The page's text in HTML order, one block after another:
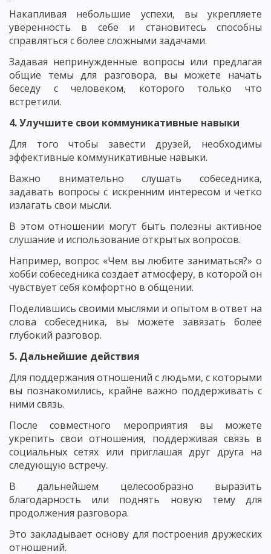
Накапливая небольшие успехи, вы укрепляете
уверенность в себе и становитесь способны
справляться с более сложными задачами.
Задавая непринужденные вопросы или предлагая
общие темы для разговора, вы можете начать
беседу с человеком, которого только что
встретили.
4. Улучшите свои коммуникативные навыки
Для того чтобы завести друзей, необходимы
эффективные коммуникативные навыки.
Важно внимательно слушать собеседника,
задавать вопросы с искренним интересом и четко
излагать свои мысли.
В этом отношении могут быть полезны активное
слушание и использование открытых вопросов.
Например, вопрос «Чем вы любите заниматься?» о
хобби собеседника создает атмосферу, в которой он
чувствует себя комфортно в общении.
Поделившись своими мыслями и опытом в ответ на
слова собеседника, вы можете завязать более
глубокий разговор.
5. Дальнейшие действия
Для поддержания отношений с людьми, с которыми
вы познакомились, крайне важно поддерживать с
ними связь.
После совместного мероприятия вы можете
укрепить свои отношения, поддерживая связь в
социальных сетях или приглашая друг друга на
следующую встречу.
В дальнейшем целесообразно выразить
благодарность или поднять новую тему для
продолжения разговора.
Это закладывает основу для построения дружеских
отношений.